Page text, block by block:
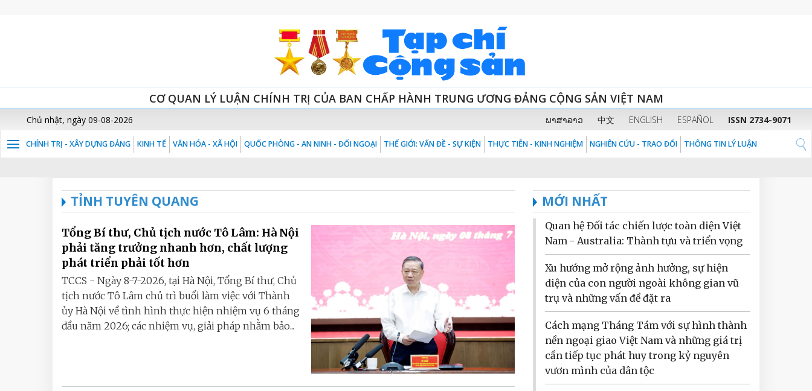
CƠ QUAN LÝ LUẬN CHÍNH TRỊ CỦA BAN CHẤP HÀNH TRUNG ƯƠNG ĐẢNG CỘNG SẢN VIỆT NAM
Chủ nhật, ngày 09-08-2026 ພາສາລາວ 中文 ENGLISH ESPAÑOL ISSN 2734-9071
CHÍNH TRỊ - XÂY DỰNG ĐẢNG KINH TẾ VĂN HÓA - XÃ HỘI QUỐC PHÒNG - AN NINH - ĐỐI NGOẠI THẾ GIỚI: VẤN ĐỀ - SỰ KIỆN THỰC TIỄN - KINH NGHIỆM NGHIÊN CỨU - TRAO ĐỔI THÔNG TIN LÝ LUẬN
TỈNH TUYÊN QUANG
Tổng Bí thư, Chủ tịch nước Tô Lâm: Hà Nội
phải tăng trưởng nhanh hơn, chất lượng
phát triển phải tốt hơn
TCCS - Ngày 8-7-2026, tại Hà Nội, Tổng Bí thư, Chủ
tịch nước Tô Lâm chủ trì buổi làm việc với Thành
ủy Hà Nội về tình hình thực hiện nhiệm vụ 6 tháng
đầu năm 2026; các nhiệm vụ, giải pháp nhằm bảo...
MỚI NHẤT
Quan hệ Đối tác chiến lược toàn diện Việt
Nam - Australia: Thành tựu và triển vọng
Xu hướng mở rộng ảnh hưởng, sự hiện
diện của con người ngoài không gian vũ
trụ và những vấn đề đặt ra
Cách mạng Tháng Tám với sự hình thành
nền ngoại giao Việt Nam và những giá trị
cần tiếp tục phát huy trong kỷ nguyên
vươn mình của dân tộc